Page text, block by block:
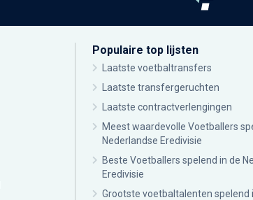
Populaire top lijsten
Laatste voetbaltransfers
Laatste transfergeruchten
Laatste contractverlengingen
Meest waardevolle Voetballers
Nederlandse Eredivisie
Beste Voetballers spelend in de
Eredivisie
Grootste voetbaltalenten spelend